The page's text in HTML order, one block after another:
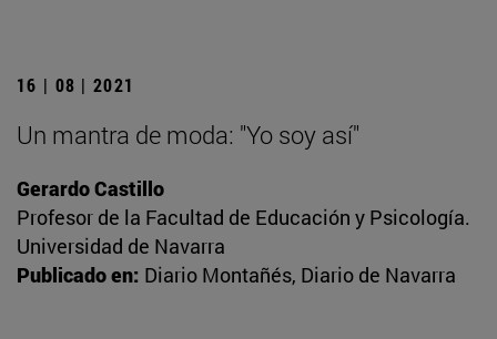
16 | 08 | 2021
Un mantra de moda: "Yo soy así"
Gerardo Castillo
Profesor de la Facultad de Educación y Psicología.
Universidad de Navarra
Publicado en: Diario Montañés, Diario de Navarra